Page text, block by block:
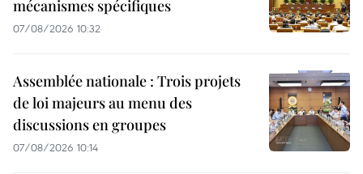
mécanismes spécifiques
07/08/2026 10:32
Assemblée nationale : Trois projets
de loi majeurs au menu des
discussions en groupes
07/08/2026 10:14